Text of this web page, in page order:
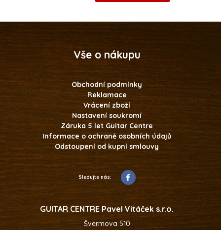
Vše o nákupu
Obchodní podmínky
Reklamace
Vrácení zboží
Nastavení soukromí
Záruka 5 let Guitar Centre
Informace o ochraně osobních údajů
Odstoupení od kupní smlouvy
Sledujte nás:
GUITAR CENTRE Pavel Vitáček s.r.o.
Švermova 510